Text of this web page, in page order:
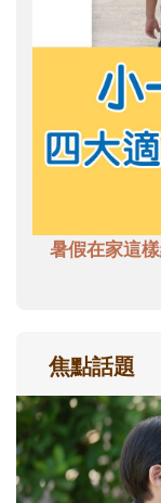
暑假在家這
焦點話題
和孩子一
不同模樣